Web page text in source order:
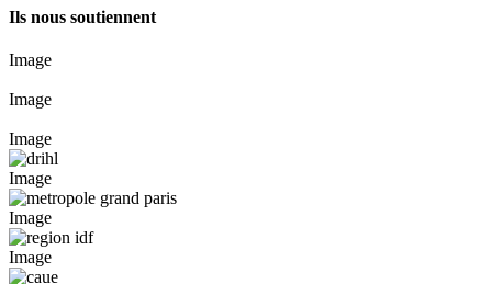
Ils nous soutiennent
Image
Image
Image
Image
Image
Image